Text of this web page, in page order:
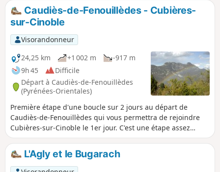
Caudiès-de-Fenouillèdes - Cubières-
sur-Cinoble
Visorandonneur
24,25 km
+1 002 m
-917 m
9h 45
Difficile
Départ à Caudiès-de-Fenouillèdes
(Pyrénées-Orientales)
Première étape d'une boucle sur 2 jours au départ de
Caudiès-de-Fenouillèdes qui vous permettra de rejoindre
Cubières-sur-Cinoble le 1er jour. C'est une étape assez
longue au dénivelé important. Il est possible de la modifier
à souhaits, les sentiers de PR®, GR® 36, Sentier Cathare
GR®367 - 367A et GRP® Tour des Fenouillèdes étant
nombreux.
L'Agly et le Bugarach